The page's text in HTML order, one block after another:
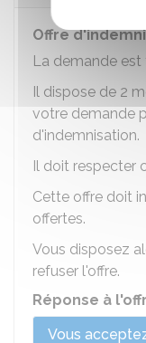
Offre
La demande est
Il dispose de 2
votre demande
d'indemnisation.
Il doit respecter
Cette offre doit
offertes.
Vous disposez
refuser l'offre.
Réponse à
Vous